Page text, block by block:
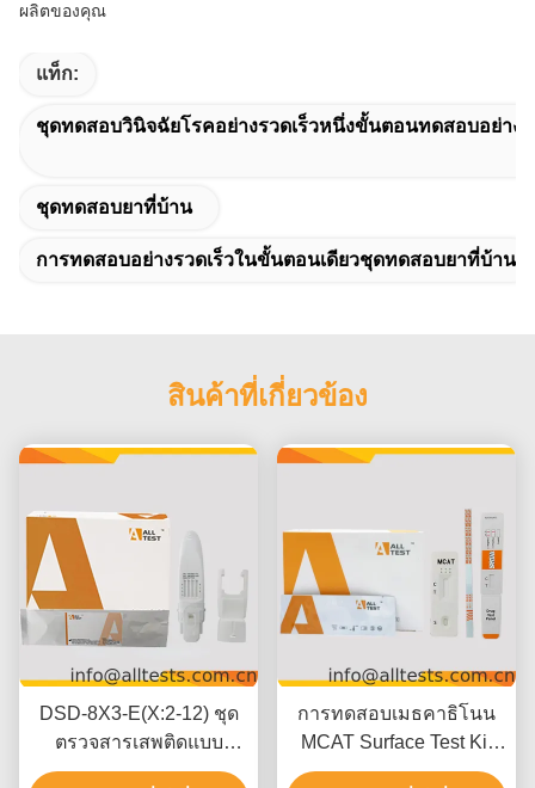
ผลิตของคุณ
แท็ก:
ชุดทดสอบวินิจฉัยโรคอย่างรวดเร็วหนึ่งขั้นตอนทดสอบอย่างร
ชุดทดสอบยาที่บ้าน
การทดสอบอย่างรวดเร็วในขั้นตอนเดียวชุดทดสอบยาที่บ้าน
สินค้าที่เกี่ยวข้อง
DSD-8X3-E(X:2-12) ชุด
ตรวจสารเสพติดแบบ
รวดเร็วจากน้ำลาย สำหรับ
การทดสอบเมธคาธิโนน
MCAT Surface Test Kit
ด้วยผลการทดสอบ 5 นาที